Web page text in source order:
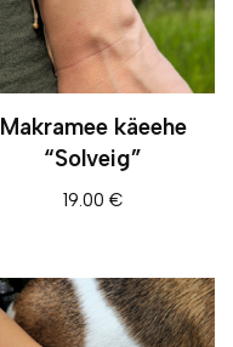
Makramee käeehe
“Solveig”
19.00 €